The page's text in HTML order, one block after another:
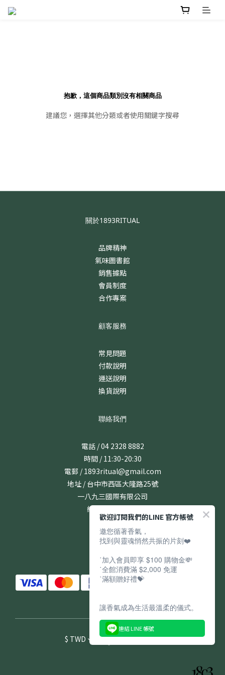
抱歉，這個商品類別沒有相關商品
建議您，選擇其他分類或者使用關鍵字搜尋
關於1893RITUAL
品牌精神
氣味圖書館
銷售據點
會員制度
合作專案
顧客服務
常見問題
付款說明
運送說明
換貨說明
聯絡我們
電話 / 04 2328 8882
時間 / 11:30-20:30
電郵 / 1893ritual@gmail.com
地址 / 台中市西區大隆路25號
一八九三國際有限公司
統編 / 24831167
$ TWD 繁體中文
歡迎訂閱我們的LINE 官方帳號
邀您循著香氣，
找到與靈魂悄然共振的片刻❤️
˙加入會員即享 $100 購物金💸
˙全館消費滿 $2,000 免運
˙滿額贈好禮💝
讓香氣成為生活最溫柔的儀式。
連結 LINE 帳號